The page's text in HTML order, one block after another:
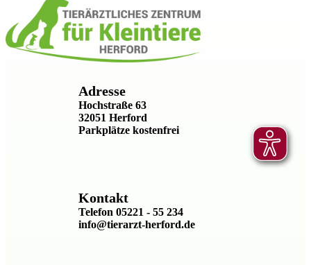
Adresse
Hochstraße 63
32051 Herford
Parkplätze kostenfrei
Kontakt
Telefon 05221 - 55 234
info@tierarzt-herford.de